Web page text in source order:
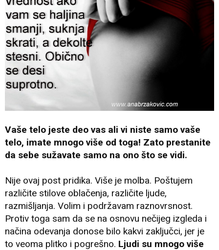
Vaše telo jeste deo vas ali vi niste samo vaše
telo, imate mnogo više od toga! Zato prestanite
da sebe sužavate samo na ono što se vidi.
Nije ovaj post pridika. Više je molba. Poštujem
različite stilove oblačenja, različite ljude,
razmišljanja. Volim i podržavam raznovrsnost.
Protiv toga sam da se na osnovu nečijeg izgleda i
načina odevanja donose bilo kakvi zaključci, jer je
to veoma plitko i pogrešno. Ljudi su mnogo više